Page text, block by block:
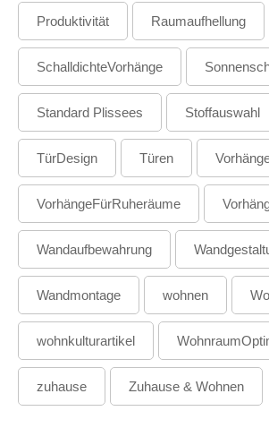
Produktivität Raumaufhellung
SchalldichteVorhänge
Standard Plissees Stoffauswahl
TürDesign Türen
VorhängeFürRuheräume
Wandaufbewahrung
Wandmontage wohnen
wohnkulturartikel
zuhause Zuhause & Wohnen